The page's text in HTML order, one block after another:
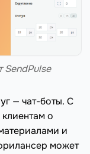
SendPulse
— чат-боты. С
о
и
может